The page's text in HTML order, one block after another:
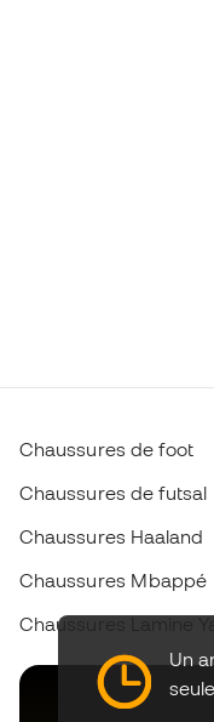
Un
Chaussures de foot
Chaussures de futsal
Chaussures Haaland
Chaussures Mbappé
Chaussures Lamine